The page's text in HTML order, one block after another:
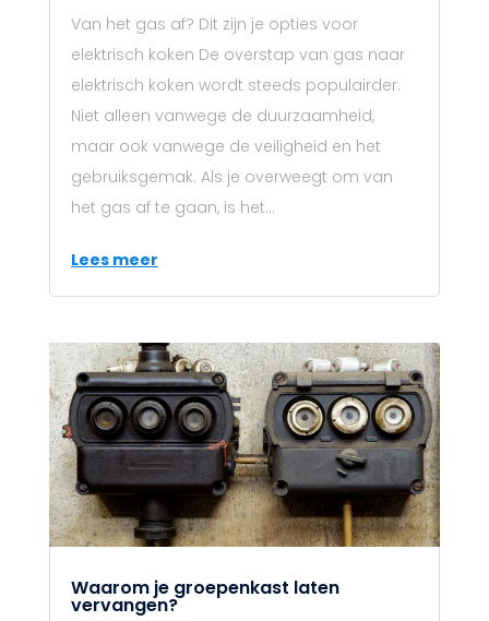
Van het gas af? Dit zijn je opties voor
elektrisch koken De overstap van gas naar
elektrisch koken wordt steeds populairder.
Niet alleen vanwege de duurzaamheid,
maar ook vanwege de veiligheid en het
gebruiksgemak. Als je overweegt om van
het gas af te gaan, is het...
Lees meer
Waarom je groepenkast laten
vervangen?